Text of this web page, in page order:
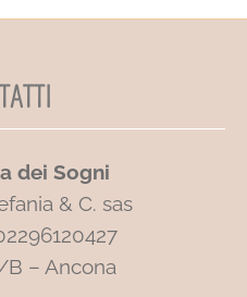
dei Sogni
& C. sas
B – Ancona